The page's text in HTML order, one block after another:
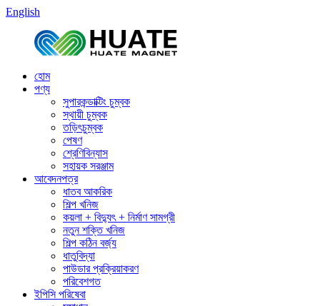
English
হোম
পণ্য
সুপারকন্ডাক্টিং চুম্বক
স্থায়ী চুম্বক
তড়িৎচুম্বক
পেষণ
শ্রেণিবিন্যাস
সহায়ক সরঞ্জাম
আবেদনপত্র
ধাতব আকরিক
শিল্প খনিজ
কয়লা + বিদ্যুৎ + নির্মাণ সামগ্রী
নতুন শক্তি খনিজ
শিল্প কঠিন বর্জ্য
ধাতুবিদ্যা
পাউডার প্রক্রিয়াকরণ
পরিবেশগত
ইপিসি পরিষেবা